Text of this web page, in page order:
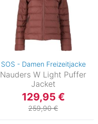
SOS - Damen Freizeitjacke
Nauders W Light Puffer
Jacket
129,95 €
259,90 €